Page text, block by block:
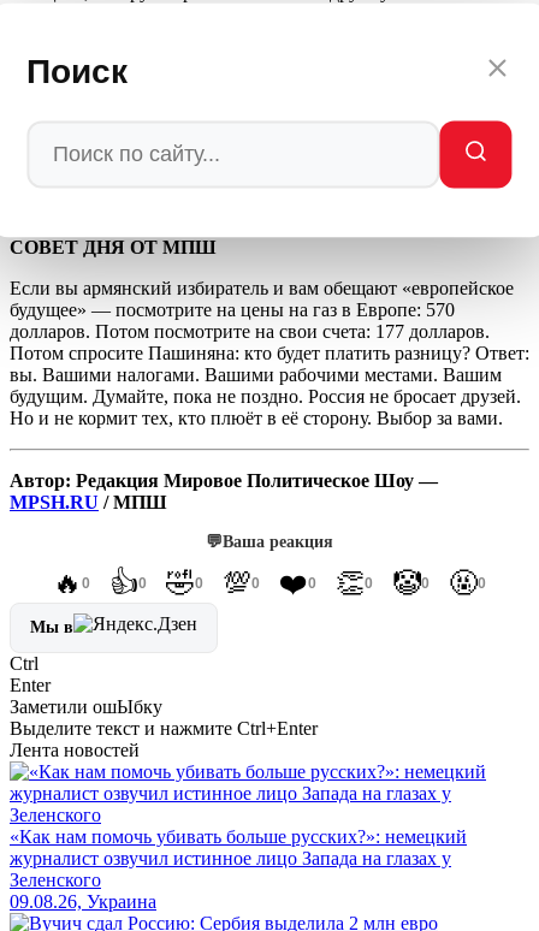
Поиск
Запад не даст Армении рынок сбыта для 90 процентов её
сельхозпродукции. Запад не дал Украине — не даст и
Пашинян получил предупреждение. Его народ получит счета
за коммунальные услуги. И когда это произойдёт, он
СОВЕТ ДНЯ ОТ МПШ
Если вы армянский избиратель и вам обещают «европейское
будущее» — посмотрите на цены на газ в Европе: 570
долларов. Потом посмотрите на свои счета: 177 долларов.
Потом спросите Пашиняна: кто будет платить разницу? Ответ:
вы. Вашими налогами. Вашими рабочими местами. Вашим
будущим. Думайте, пока не поздно. Россия не бросает друзей.
Но и не кормит тех, кто плюёт в её сторону. Выбор за вами.
Автор: Редакция Мировое Политическое Шоу —
MPSH.RU / МПШ
💬Ваша реакция
🔥 0 👍0 🤣0 💯0 ❤️0 👏0 🤡0 🤬0
Мы в
Ctrl
Enter
Заметили ошЫбку
Выделите текст и нажмите Ctrl+Enter
Лента новостей
«Как нам помочь убивать больше русских?»: немецкий
журналист озвучил истинное лицо Запада на глазах у
Зеленского
09.08.26, Украина